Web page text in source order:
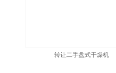
转让二手盘式干燥机